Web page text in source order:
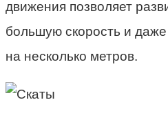
движения позволяет
большую скорость и
на несколько метров.